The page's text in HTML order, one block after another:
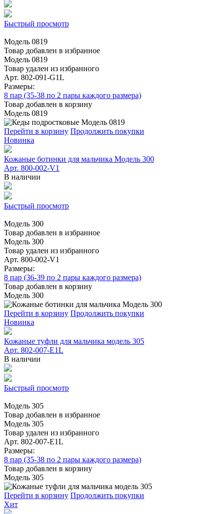
Быстрый просмотр
Модель 0819
Товар добавлен в избранное
Модель 0819
Товар удален из избранного
Арт. 802-091-G1L
Размеры:
8 пар (35-38 по 2 пары каждого размера)
Товар добавлен в корзину
Модель 0819
Перейти в корзину Продолжить покупки
Новинка
Кожаные ботинки для мальчика Модель 300
Арт. 800-002-V1
В наличии
Быстрый просмотр
Модель 300
Товар добавлен в избранное
Модель 300
Товар удален из избранного
Арт. 800-002-V1
Размеры:
8 пар (36-39 по 2 пары каждого размера)
Товар добавлен в корзину
Модель 300
Перейти в корзину Продолжить покупки
Новинка
Кожаные туфли для мальчика модель 305
Арт. 802-007-E1L
В наличии
Быстрый просмотр
Модель 305
Товар добавлен в избранное
Модель 305
Товар удален из избранного
Арт. 802-007-E1L
Размеры:
8 пар (35-38 по 2 пары каждого размера)
Товар добавлен в корзину
Модель 305
Перейти в корзину Продолжить покупки
Хит